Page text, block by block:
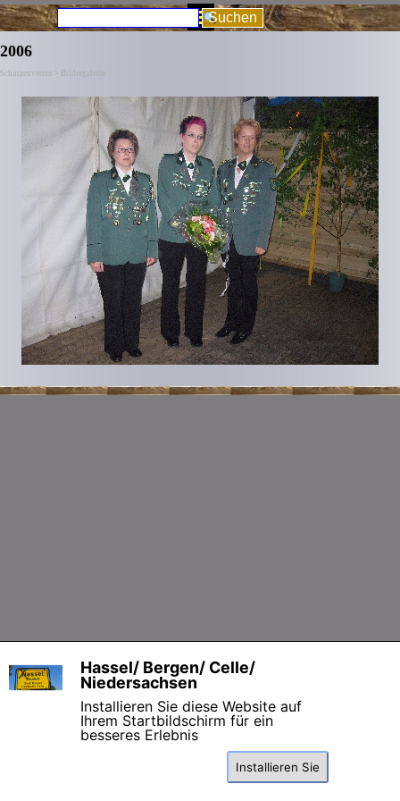
Direkt zum SeiteninhaltMenü überspringen
Suchen
2006
Schützenverein > Bildergalerie
Hassel/ Bergen/ Celle/
Niedersachsen
Installieren Sie diese Website auf
Ihrem Startbildschirm für ein
besseres Erlebnis
Installieren Sie
X